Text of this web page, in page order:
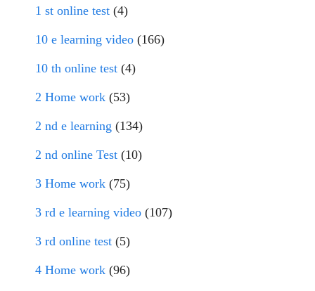
1 st online test (4)
10 e learning video (166)
10 th online test (4)
2 Home work (53)
2 nd e learning (134)
2 nd online Test (10)
3 Home work (75)
3 rd e learning video (107)
3 rd online test (5)
4 Home work (96)